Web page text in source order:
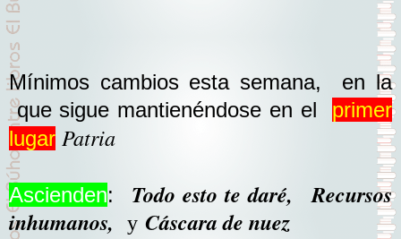
Mínimos cambios esta semana, en la
que sigue mantienéndose en el
primer
lugar Patria
Ascienden: Todo esto te daré,
Recursos
inhumanos, y Cáscara de nuez